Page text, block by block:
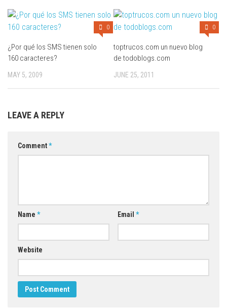
0
¿Por qué los SMS tienen solo
160 caracteres?
MAY 5, 2009
0
toptrucos.com un nuevo blog
de todoblogs.com
JUNE 25, 2011
LEAVE A REPLY
Comment*
Name * Email *
Website